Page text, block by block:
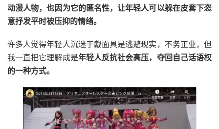
动漫人物，也因为它的匿名性，让年轻人可以躲在皮套下恣
意抒发平时被压抑的情绪。
许多人觉得年轻人沉迷于戴面具是逃避现实，不务正业，但
我一直把它理解成是年轻人反抗社会高压，夺回自己话语权
的一种方式。